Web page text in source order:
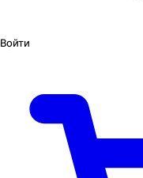
Войти